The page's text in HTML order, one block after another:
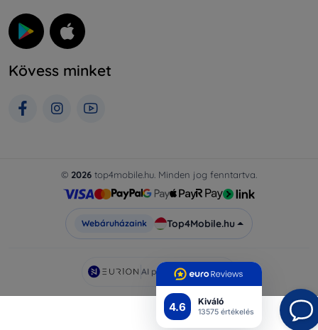
4.6 Kiváló
13575 értékelés
Kövess minket
© 2026 top4mobile.hu. Minden jog fenntartva.
Webáruházaink Top4Mobile.hu
AI powered byEurion